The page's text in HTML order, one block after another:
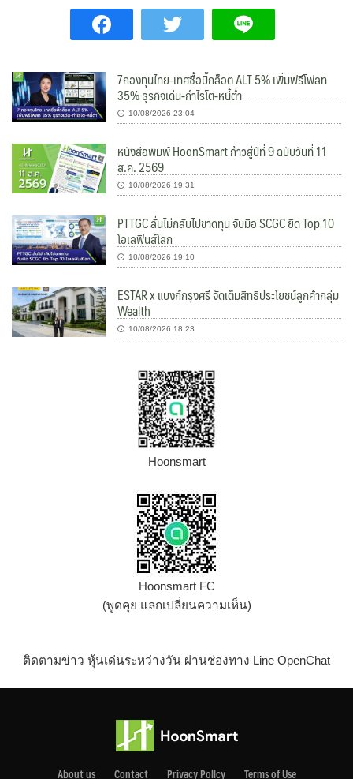
7กองทุนไทย-เทศซื้อบิ๊กล็อต ALT 5% เพิ่มฟรีโฟลท
35% ธุรกิจเด่น-กำไรโต-หนี้ต่ำ
10/08/2026 23:04
หนังสือพิมพ์ HoonSmart ก้าวสู่ปีที่ 9 ฉบับวันที่ 11
ส.ค. 2569
10/08/2026 19:31
PTTGC ลั่นไม่กลับไปขาดทุน จับมือ SCGC ยึด Top 10
โอเลฟินส์โลก
10/08/2026 19:10
ESTAR x แบงก์กรุงศรี จัดเต็มสิทธิประโยชน์ลูกค้ากลุ่ม
Wealth
10/08/2026 18:23
Hoonsmart
Hoonsmart FC
(พูดคุย แลกเปลี่ยนความเห็น)
ติดตามข่าว หุ้นเด่นระหว่างวัน ผ่านช่องทาง Line OpenChat
About us Contact Privacy Pollcy Terms of Use